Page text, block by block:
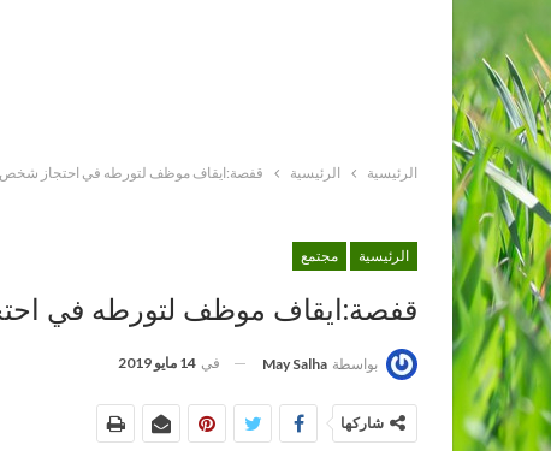
الرئيسية الرئيسية قفصة:ايقاف موظف لتورطه في احتجاز شخص
الرئيسية مجتمع
قفصة:ايقاف موظف لتورطه في
بواسطة May Salha في 14 مايو 2019
شاركها